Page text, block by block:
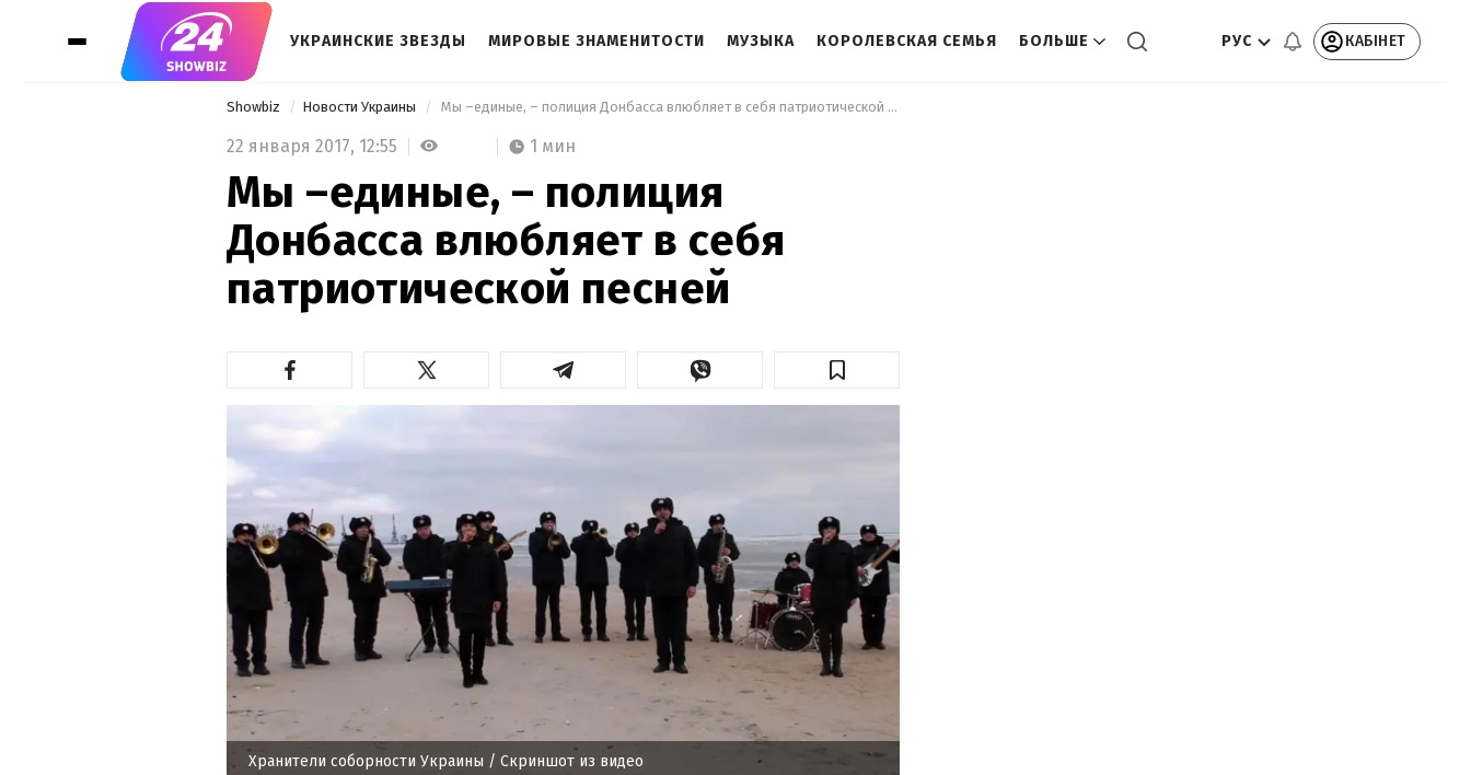
УКРАИНСКИЕ ЗВЕЗДЫ МИРОВЫЕ ЗНАМЕНИТОСТИ МУЗЫКА КОРОЛЕВСКАЯ СЕМЬЯ БОЛЬШЕ РУС КАБІНЕТ
Showbiz Новости Украины Мы –единые, – полиция Донбасса влюбляет в себя патриотической песней
22 января 2017, 12:55 1 мин
Мы –единые, – полиция
Донбасса влюбляет в себя
патриотической песней
Хранители соборности Украины / Скриншот из видео